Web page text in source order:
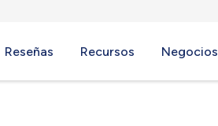
Reseñas Recursos Negocios